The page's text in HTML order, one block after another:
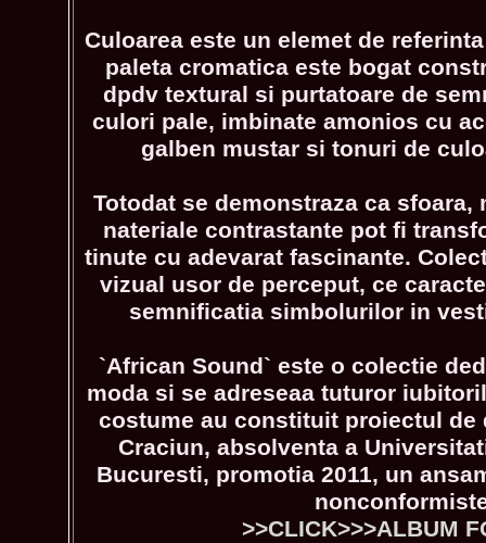
Culoarea este un elemet de
paleta cromatica este bogat
dpdv textural si purtatoare de
culori pale, imbinate amonios cu
galben mustar si tonuri de
Totodat se demonstraza ca sfoara,
nateriale contrastante pot fi
tinute cu adevarat fascinante.
vizual usor de perceput, ce
semnificatia simbolurilor in
`African Sound` este o colectie
moda si se adreseaa tuturor
costume au constituit proiectul de
Craciun, absolventa a
Bucuresti, promotia 2011, un
>>CLICK>>>ALBUM